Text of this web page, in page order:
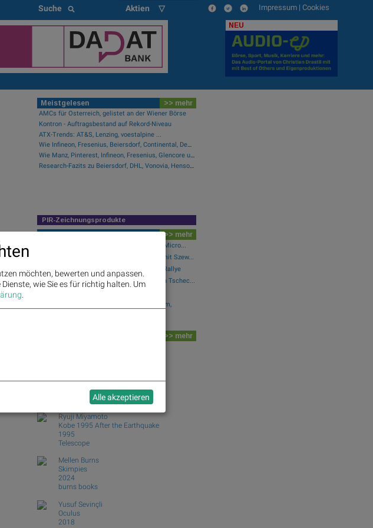
Suche Aktien ▽ Impressum | Cookies
NEU
Meistgelesen >> mehr
AMCs für Österreich, gelistet an der Wiener Börse
Kontron - Auftragsbestand auf Rekord-Niveau
ATX-Trends: AT&S, Lenzing, voestalpine ...
Wie Infineon, Fresenius, Beiersdorf, Continental, Deutsche Post und Bayer für Gesprächsstoff im DAX sorgten
Wie Manz, Pinterest, Infineon, Fresenius, Glencore und Lenzing für Gesprächsstoff sorgten
Research-Fazits zu Beiersdorf, DHL, Vonovia, Hensoldt ...
PIR-Zeichnungsprodukte
Newsflow >> mehr
Fear of missing out bei wikifolio 06.08.26: Micro...
wikifolio Champion per ..: Simon Weishar mit Szew...
BKS - Starkes Provisionsergebnis dank KI-Rallye
Porr setzt Mauerroboter bei Wohnprojekt in Tschec...
DAX-Frühmover: Scout24, Deutsche Telekom,
>> mehr
JJ VFF VV
Ryuji Miyamoto
Kobe 1995 After the Earthquake
1995
Telescope
Mellen Burns
Skimpies
2024
burns books
Yusuf Sevinçli
Oculus
2018
möchten, bewerten und anpassen.
wie Sie es für richtig halten. Um
.
Alle akzeptieren